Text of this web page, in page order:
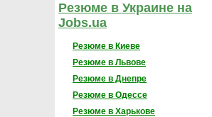
Резюме в Украине на
Jobs.ua
Резюме в Киеве
Резюме в Львове
Резюме в Днепре
Резюме в Одессе
Резюме в Харькове